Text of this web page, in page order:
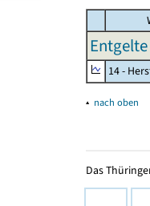
14 -
▴ nach oben
Das